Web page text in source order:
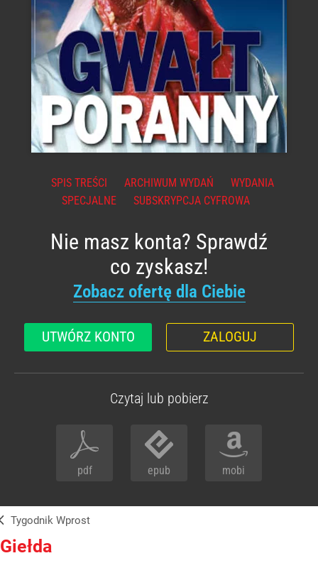
SPIS TREŚCI ARCHIWUM WYDAŃ
WYDANIA
SPECJALNE
SUBSKRYPCJA CYFROWA
Nie masz konta? Sprawdź
co zyskasz!
Zobacz ofertę dla Ciebie
UTWÓRZ KONTO ZALOGUJ
Czytaj lub pobierz
pdf epub mobi
Tygodnik Wprost
Giełda